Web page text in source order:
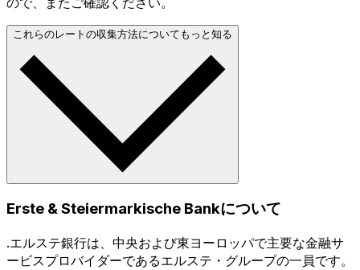
これらのレートの収集方法についてもっと知る
Erste & Steiermarkische Bankについて
.エルステ銀行は、中央および東ヨーロッパで主要な金融サ
ービスプロバイダーであるエルステ・グループの一員です。